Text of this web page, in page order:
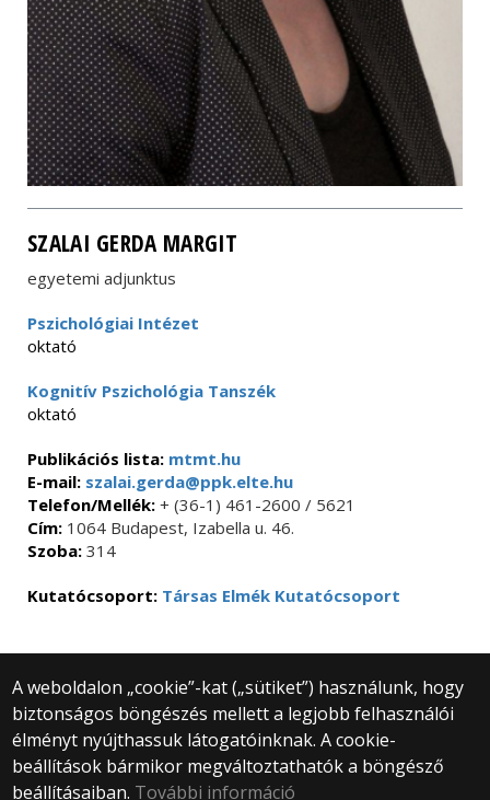
SZALAI GERDA MARGIT
egyetemi adjunktus
Pszichológiai Intézet
oktató
Kognitív Pszichológia Tanszék
oktató
Publikációs lista: mtmt.hu
E-mail: szalai.gerda@ppk.elte.hu
Telefon/Mellék: + (36-1) 461-2600 / 5621
Cím: 1064 Budapest, Izabella u. 46.
Szoba: 314
Kutatócsoport: Társas Elmék Kutatócsoport
A weboldalon „cookie”-kat („sütiket”) használunk, hogy
biztonságos böngészés mellett a legjobb felhasználói
élményt nyújthassuk látogatóinknak. A cookie-
beállítások bármikor megváltoztathatók a böngésző
beállításaiban. További információ
© 2025 Eötvös Loránd Tudományegyetem
Minden jog fenntartva.
1053 Budapest, Egyetem tér 1–3.
Központi telefonszám: +36 1 411 6500